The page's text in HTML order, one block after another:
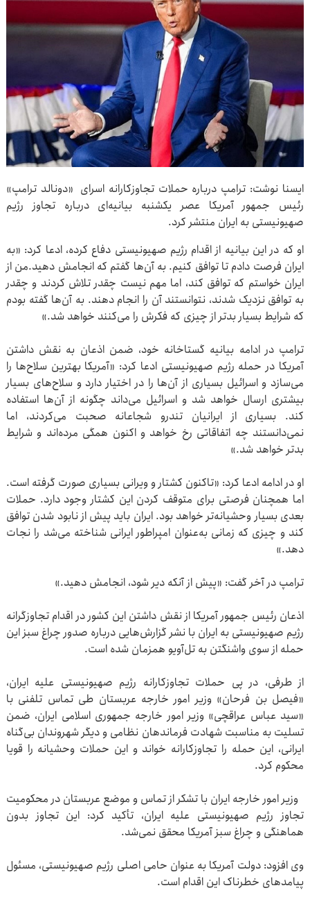
ایسنا نوشت: ترامپ درباره حملات تجاوزکارانه اسرای «دونالد ترامپ»
رئیس جمهور آمریکا عصر یکشنبه بیانیه‌ای درباره تجاوز رژیم
صهیونیستی به ایران منتشر کرد.
او که در این بیانیه از اقدام رژیم صهیونیستی دفاع کرده، ادعا کرد: «به
ایران فرصت دادم تا توافق کنیم. به آن‌ها گفتم که انجامش دهید.من از
ایران خواستم که توافق کند، اما مهم نیست چقدر تلاش کردند و چقدر
به توافق نزدیک شدند، نتوانستند آن را انجام دهند. به آن‌ها گفته بودم
که شرایط بسیار بدتر از چیزی که فکرش را می‌کنند خواهد شد.»
ترامپ در ادامه بیانیه گستاخانه خود، ضمن اذعان به نقش داشتن
آمریکا در حمله رژیم صهیونیستی ادعا کرد: «آمریکا بهترین سلاح‌ها را
می‌سازد و اسرائیل بسیاری از آن‌ها را در اختیار دارد و سلاح‌های بسیار
بیشتری ارسال خواهد شد و اسرائیل می‌داند چگونه از آن‌ها استفاده
کند. بسیاری از ایرانیان تندرو شجاعانه صحبت می‌کردند، اما
نمی‌دانستند چه اتفاقاتی رخ خواهد و اکنون همگی مرده‌اند و شرایط
بدتر خواهد شد.»
او در ادامه ادعا کرد: «تاکنون کشتار و ویرانی بسیاری صورت گرفته است.
اما همچنان فرصتی برای متوقف کردن این کشتار وجود دارد. حملات
بعدی بسیار وحشیانه‌تر خواهد بود. ایران باید پیش از نابود شدن توافق
کند و چیزی که زمانی به‌عنوان امپراطور ایرانی شناخته می‌شد را نجات
دهد.»
ترامپ در آخر گفت: «پیش از آنکه دیر شود، انجامش دهید.»
اذعان رئیس جمهور آمریکا از نقش داشتن این کشور در اقدام تجاوزگرانه
رژیم صهیونیستی به ایران با نشر گزارش‌هایی درباره صدور چراغ سبز این
حمله از سوی واشنگتن به تل‌آویو همزمان شده است.
از طرفی، در پی حملات تجاوزکارانه رژیم صهیونیستی علیه ایران،
«فیصل بن فرحان» وزیر امور خارجه عربستان طی تماس تلفنی با
«سید عباس عراقچی» وزیر امور خارجه جمهوری اسلامی ایران، ضمن
تسلیت به مناسبت شهادت فرماندهان نظامی و دیگر شهروندان بی‌گناه
ایرانی، این حمله را تجاوزکارانه خواند و این حملات وحشیانه را قویا
محکوم کرد.
وزیر امور خارجه ایران با تشکر از تماس و موضع عربستان در محکومیت
تجاوز رژیم صهیونیستی علیه ایران، تأکید کرد: این تجاوز بدون
هماهنگی و چراغ سبز آمریکا محقق نمی‌شد.
وی افزود: دولت آمریکا به عنوان حامی اصلی رژیم صهیونیستی، مسئول
پیامدهای خطرناک این اقدام است.